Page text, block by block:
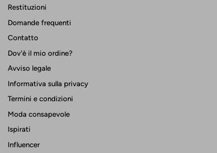
Restituzioni
Domande frequenti
Contatto
Dov'è il mio ordine?
Avviso legale
Informativa sulla privacy
Termini e condizioni
Moda consapevole
Ispirati
Influencer